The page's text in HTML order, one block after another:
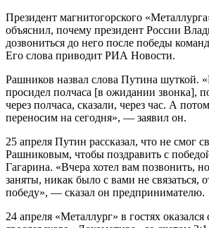
Президент магнитогорского
объяснил, почему президент России
дозвониться до него после победы
Его слова приводит РИА Новости.
Рашников назвал слова Путина шуткой.
просидел полчаса [в ожидании звонка],
через полчаса, сказали, через час. А
переносим на сегодня», — заявил он.
25 апреля Путин рассказал, что не смог
Рашниковым, чтобы поздравить с
Гагарина. «Вчера хотел вам позвонить,
заняты, никак было с вами не связаться,
победу», — сказал он предпринимателю.
24 апреля «Металлург» в гостях оказался